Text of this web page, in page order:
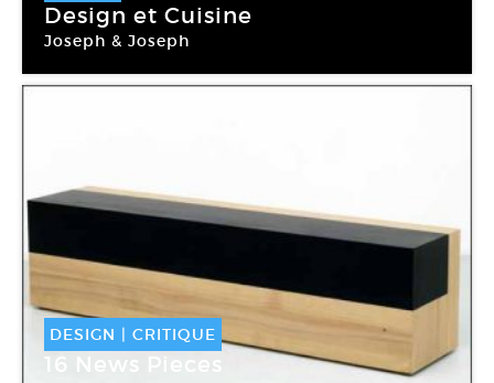
Design et Cuisine
Joseph & Joseph
DESIGN | CRITIQUE
16 News Pieces